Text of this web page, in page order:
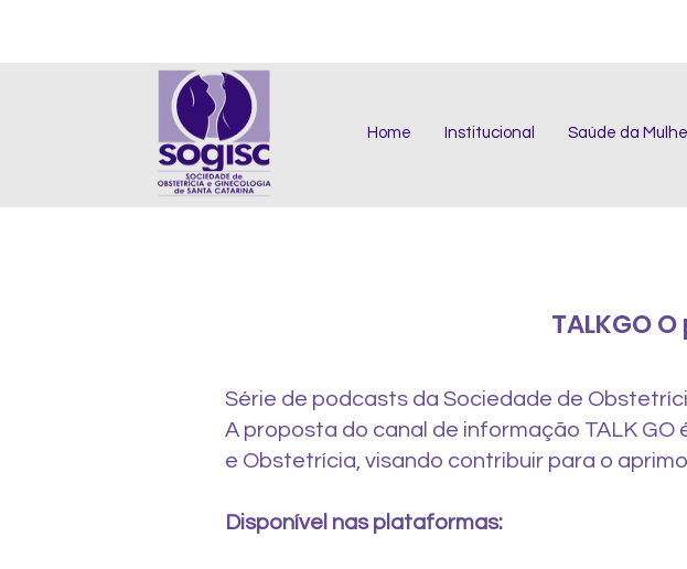
Home Institucional Saúde da
TALKGO
Série de podcasts da Sociedade de
A proposta do canal de informação TALK
e Obstetrícia, visando contribuir para o
Disponível nas plataformas: